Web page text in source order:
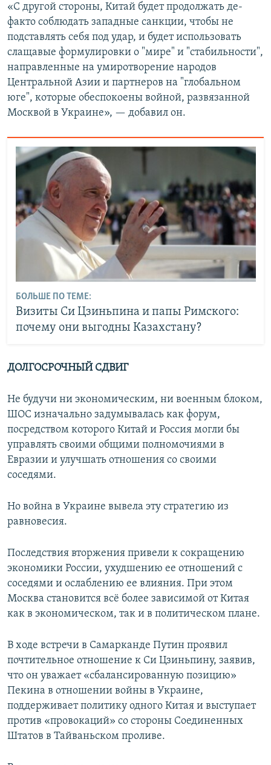
«С другой стороны, Китай будет продолжать де-
факто соблюдать западные санкции, чтобы не
подставлять себя под удар, и будет использовать
слащавые формулировки о "мире" и "стабильности",
направленные на умиротворение народов
Центральной Азии и партнеров на "глобальном
юге", которые обеспокоены войной, развязанной
Москвой в Украине», — добавил он.
БОЛЬШЕ ПО ТЕМЕ:
Визиты Си Цзиньпина и папы Римского:
почему они выгодны Казахстану?
ДОЛГОСРОЧНЫЙ СДВИГ
Не будучи ни экономическим, ни военным блоком,
ШОС изначально задумывалась как форум,
посредством которого Китай и Россия могли бы
управлять своими общими полномочиями в
Евразии и улучшать отношения со своими
соседями.
Но война в Украине вывела эту стратегию из
равновесия.
Последствия вторжения привели к сокращению
экономики России, ухудшению ее отношений с
соседями и ослаблению ее влияния. При этом
Москва становится всё более зависимой от Китая
как в экономическом, так и в политическом плане.
В ходе встречи в Самарканде Путин проявил
почтительное отношение к Си Цзиньпину, заявив,
что он уважает «сбалансированную позицию»
Пекина в отношении войны в Украине,
поддерживает политику одного Китая и выступает
против «провокаций» со стороны Соединенных
Штатов в Тайваньском проливе.